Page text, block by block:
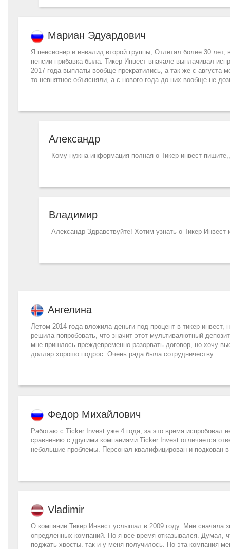
Мариан Эдуардович
Я пенсионер и инвалид второй группы, Отлетал более 30
пенсии прибавка была. Тикер Инвест вначале выплачивал
2017 года выплаты вообще прекратились, а так же с
то невнятное объясняли, а с нового года до них вообще не
Александр
Кому нужна информация полная о Тикер инвест
Владимир
Александр Здравствуйте! Хотим узнать о Тикер
Ангелина
Летом 2014 года вложила деньги под процент в тикер
решила попробовать, что значит этот мультивалютный
мне пришлось преждевременно разорвать договор, но хочу
доллар хорошо подрос. Очень рада была сотрудничеству.
Федор Михайлович
Работаю с Ticker Invest уже 4 года, за это время испробовал
сравнению с другими компаниями Ticker Invest отличается
небольшие проблемы. Персонал квалифицирован и подкован
Vladimir
О компании Тикер Инвест услышал в 2009 году. Мне сначала
опредленных компаний. Но я все время отказывался. Думал,
поджать хвосты. так и у меня получилось. Но эта компания